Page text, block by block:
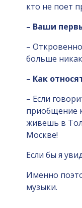
кто не поет
– Ваши
–
больше
– Как
– Если
приобщение
живешь в
Москве!
Если бы я
Именно
музыки.